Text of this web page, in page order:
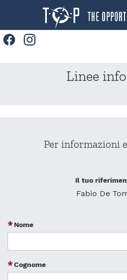
FacebookInstagram
Contatti
Linee
Per informazioni
Il tuo
Fabio De
Nome
Cognome